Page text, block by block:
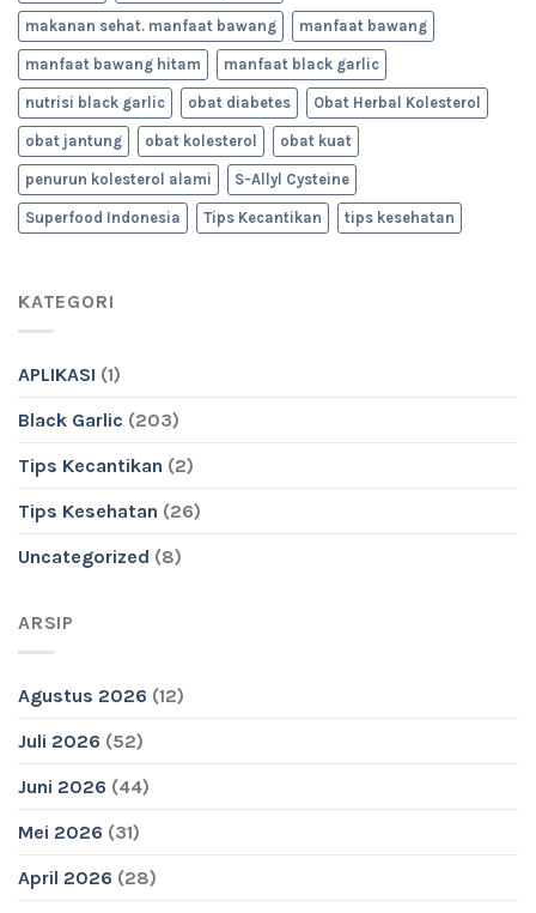
makanan sehat. manfaat bawang manfaat bawang
manfaat bawang hitam manfaat black garlic
nutrisi black garlic obat diabetes Obat Herbal Kolesterol
obat jantung obat kolesterol obat kuat
penurun kolesterol alami S-Allyl Cysteine
Superfood Indonesia Tips Kecantikan tips kesehatan
KATEGORI
APLIKASI (1)
Black Garlic (203)
Tips Kecantikan (2)
Tips Kesehatan (26)
Uncategorized (8)
ARSIP
Agustus 2026 (12)
Juli 2026 (52)
Juni 2026 (44)
Mei 2026 (31)
April 2026 (28)